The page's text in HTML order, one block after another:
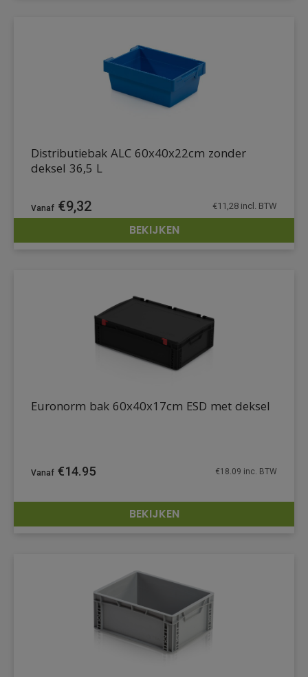
DETAILS
Distributiebak ALC 60x40x22cm zonder
deksel 36,5 L
€9,32 €11,28 incl. BTW
BEKIJKEN
DETAILS
Euronorm bak 60x40x17cm ESD met deksel
€14.95 €18.09 inc. BTW
BEKIJKEN